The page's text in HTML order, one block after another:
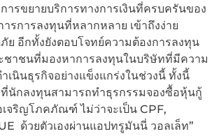
รขยายบริการทางการเงินที่ครบครันของ
ารการลงทุนที่หลากหลาย เข้าถึงง่าย
ย อีกทั้งยังตอบโจทย์ความต้องการลงทุน
ชาชนที่มองหาการลงทุนในบริษัทที่มีความ
เนินธุรกิจอย่างแข็งแกร่งในช่วงนี้ ทั้งนี้
ที่นักลงทุนสามารถทำธุรกรรมจองซื้อหุ้นกู้
จริญโภคภัณฑ์ ไม่ว่าจะเป็น CPF,
ด้วยตัวเองผ่านแอปทรูมันนี่ วอลเล็ท”